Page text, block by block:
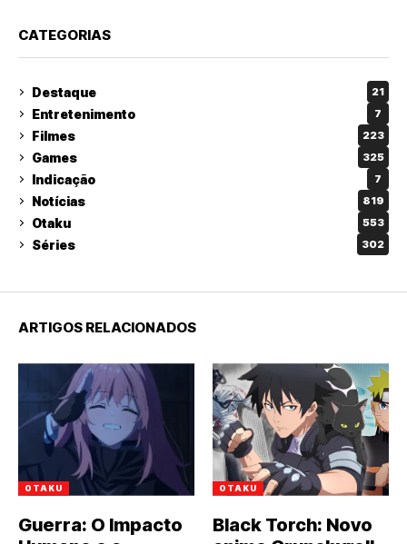
CATEGORIAS
Destaque 21
Entretenimento 7
Filmes 223
Games 325
Indicação 7
Notícias 819
Otaku 553
Séries 302
ARTIGOS RELACIONADOS
OTAKU
Guerra: O Impacto
OTAKU
Black Torch: Novo